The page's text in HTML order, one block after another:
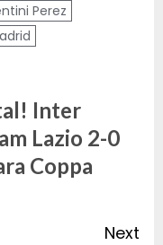
Perez
Inter
Lazio 2-0
Coppa
Next